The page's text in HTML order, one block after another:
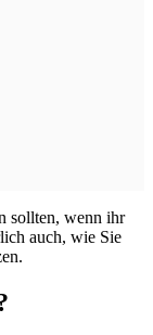
sollten, wenn ihr
auch, wie Sie